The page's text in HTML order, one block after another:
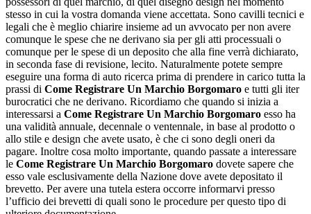
stesso in cui la vostra domanda viene accettata. Sono cavilli tecnici e
legali che è meglio chiarire insieme ad un avvocato per non avere
comunque le spese che ne derivano sia per gli atti processuali o
comunque per le spese di un deposito che alla fine verrà dichiarato,
in seconda fase di revisione, lecito. Naturalmente potete sempre
eseguire una forma di auto ricerca prima di prendere in carico tutta la
prassi di Come Registrare Un Marchio Borgomaro e tutti gli iter
burocratici che ne derivano. Ricordiamo che quando si inizia a
interessarsi a Come Registrare Un Marchio Borgomaro esso ha
una validità annuale, decennale o ventennale, in base al prodotto o
allo stile e design che avete usato, è che ci sono degli oneri da
pagare. Inoltre cosa molto importante, quando passate a interessare
le Come Registrare Un Marchio Borgomaro dovete sapere che
esso vale esclusivamente della Nazione dove avete depositato il
brevetto. Per avere una tutela estera occorre informarvi presso
l’ufficio dei brevetti di quali sono le procedure per questo tipo di